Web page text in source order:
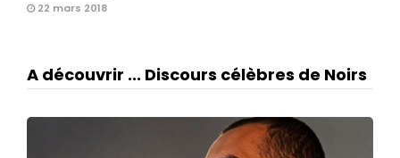
22 mars 2018
A découvrir ... Discours célèbres de Noirs